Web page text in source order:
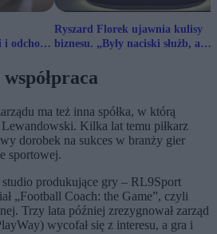
i odchodzi
Ryszard Florek ujawnia kulisy
biznesu. „Były naciski służb, a
ma też inna spółka, w którą
Kilka lat temu piłkarz
dorobek na sukces w branży gier
sportowej.
studio produkujące gry – RL9Sport
„Football Coach: the Game”, czyli
Trzy lata później zrezygnował zarząd
wycofał się z interesu, a gra i